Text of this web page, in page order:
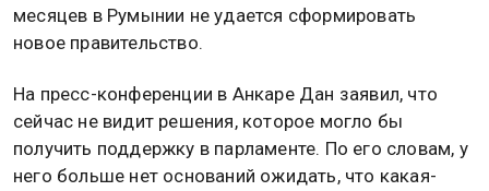
месяцев в Румынии не удается сформировать
новое правительство.
На пресс-конференции в Анкаре Дан заявил, что
сейчас не видит решения, которое могло бы
получить поддержку в парламенте. По его словам, у
него больше нет оснований ожидать, что какая-